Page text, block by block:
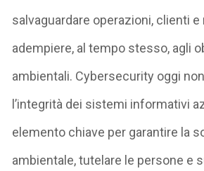
salvaguardare operazioni, clienti
adempiere, al tempo stesso, agli
ambientali. Cybersecurity oggi
l’integrità dei sistemi informativi
elemento chiave per garantire la
ambientale, tutelare le persone e